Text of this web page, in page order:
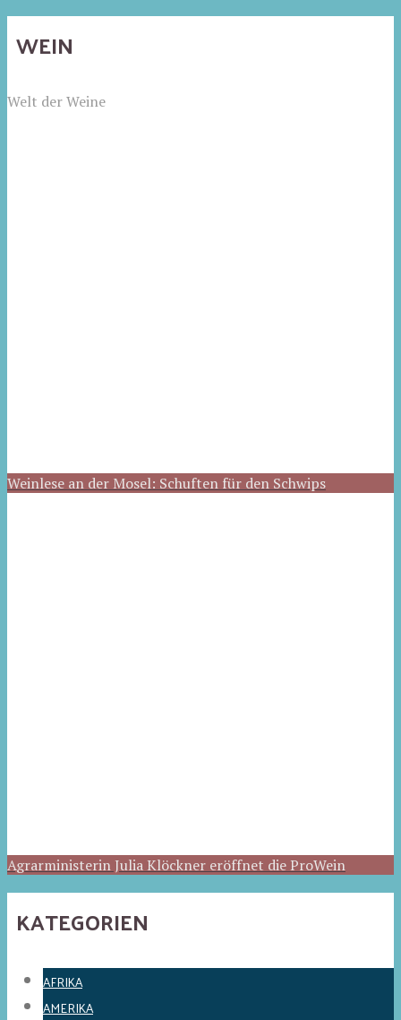
WEIN
Welt der Weine
Weinlese an der Mosel: Schuften für den Schwips
Agrarministerin Julia Klöckner eröffnet die ProWein
KATEGORIEN
AFRIKA
AMERIKA